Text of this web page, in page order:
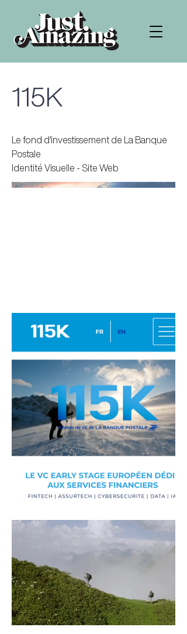
115K
Le fond d'investissement de La Banque
Postale
Identité Visuelle - Site Web